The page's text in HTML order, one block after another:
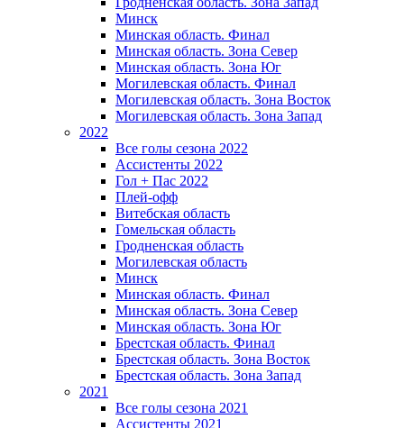
Минск
Минская область. Финал
Минская область. Зона Север
Минская область. Зона Юг
Могилевская область. Финал
Могилевская область. Зона Восток
Могилевская область. Зона Запад
2022
Все голы сезона 2022
Ассистенты 2022
Гол + Пас 2022
Плей-офф
Витебская область
Гомельская область
Гродненская область
Могилевская область
Минск
Mинская область. Финал
Минская область. Зона Север
Минская область. Зона Юг
Брестская область. Финал
Брестская область. Зона Восток
Брестская область. Зона Запад
2021
Все голы сезона 2021
Ассистенты 2021